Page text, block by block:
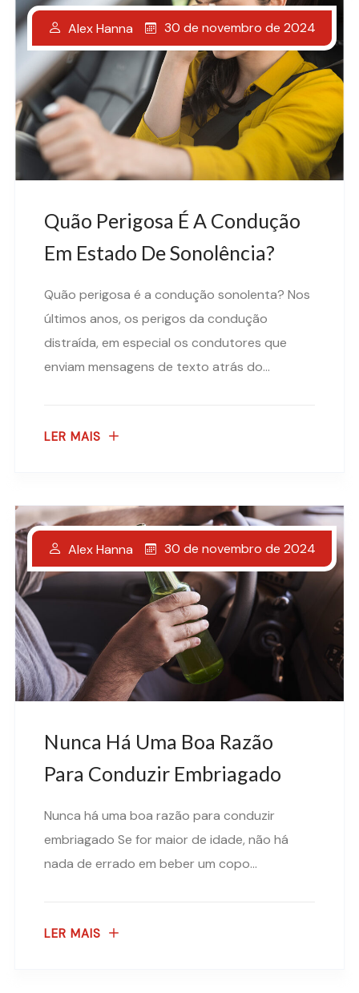
Quão Perigosa É A Condução
Em Estado De Sonolência?
Alex Hanna 30 de novembro de 2024
Quão perigosa é a condução sonolenta? Nos
últimos anos, os perigos da condução
distraída, em especial os condutores que
enviam mensagens de texto atrás do...
LER MAIS
Nunca Há Uma Boa Razão
Para Conduzir Embriagado
Alex Hanna 30 de novembro de 2024
Nunca há uma boa razão para conduzir
embriagado Se for maior de idade, não há
nada de errado em beber um copo...
LER MAIS